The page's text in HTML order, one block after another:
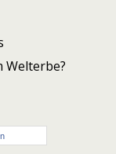
Welterbe?